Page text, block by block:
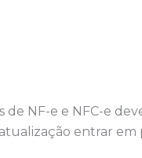
NF-e e NFC-e
entrar em